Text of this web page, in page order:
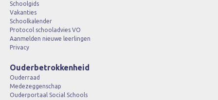
Schoolgids
Vakanties
Schoolkalender
Protocol schooladvies VO
Aanmelden nieuwe leerlingen
Privacy
Ouderbetrokkenheid
Ouderraad
Medezeggenschap
Ouderportaal Social Schools